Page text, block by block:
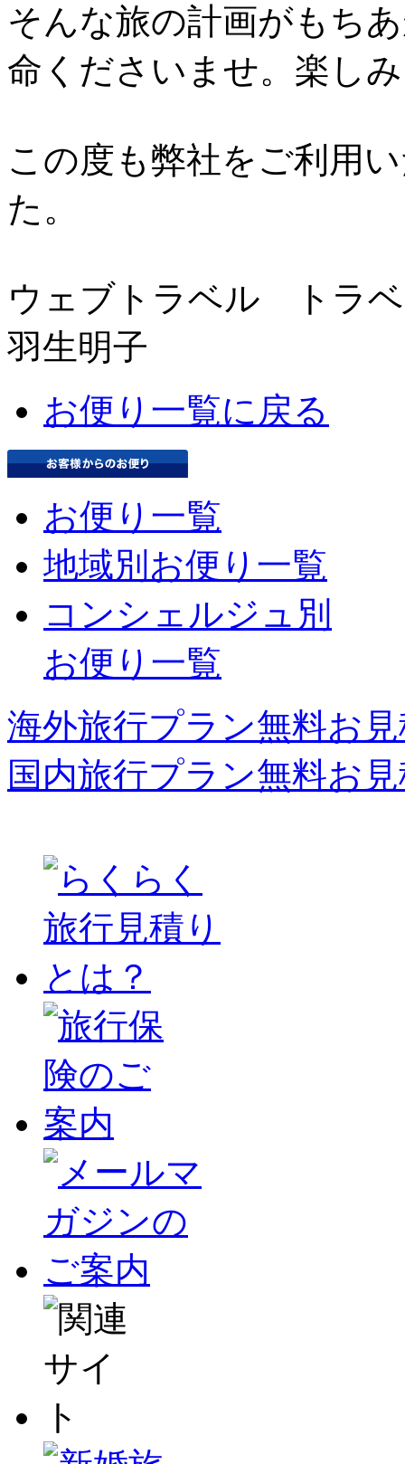
そんな旅の計画がもち
命くださいませ。楽し
この度も弊社をご利用
た。
ウェブトラベル トラ
羽生明子
お便り一覧に戻る
お便り一覧
地域別お便り一覧
コンシェルジュ別
お便り一覧
海外旅行プラン無料お
国内旅行プラン無料お